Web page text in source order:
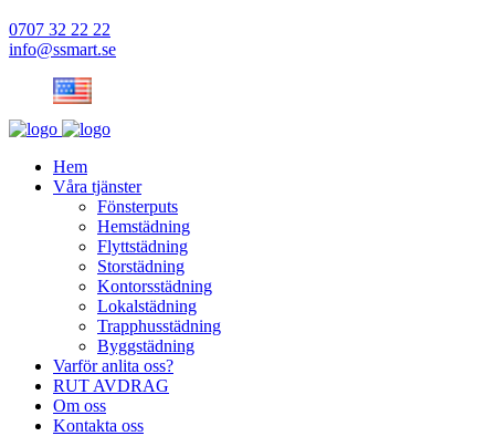
0707 32 22 22
info@ssmart.se
Hem
Våra tjänster
Fönsterputs
Hemstädning
Flyttstädning
Storstädning
Kontorsstädning
Lokalstädning
Trapphusstädning
Byggstädning
Varför anlita oss?
RUT AVDRAG
Om oss
Kontakta oss